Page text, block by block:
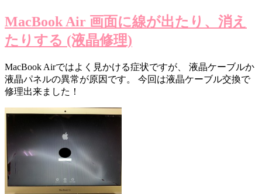
MacBook Air 画面に線が出たり、消え
たりする (液晶修理)
MacBook Airではよく見かける症状ですが、 液晶ケーブルか
液晶パネルの異常が原因です。 今回は液晶ケーブル交換で
修理出来ました！